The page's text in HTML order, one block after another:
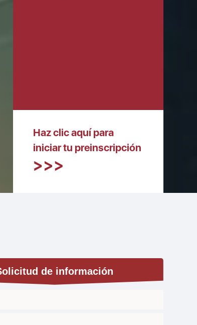
Haz clic aquí para
iniciar tu preinscripción
de información